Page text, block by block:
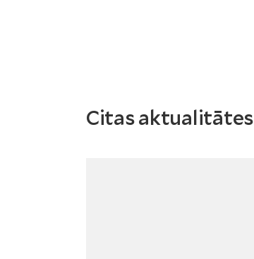
Citas aktualitātes